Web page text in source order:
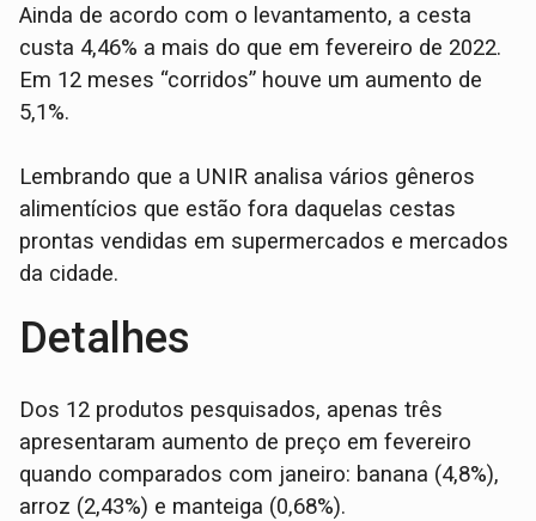
Ainda de acordo com o levantamento, a cesta
custa 4,46% a mais do que em fevereiro de 2022.
Em 12 meses “corridos” houve um aumento de
5,1%.
Lembrando que a UNIR analisa vários gêneros
alimentícios que estão fora daquelas cestas
prontas vendidas em supermercados e mercados
da cidade.
Detalhes
Dos 12 produtos pesquisados, apenas três
apresentaram aumento de preço em fevereiro
quando comparados com janeiro: banana (4,8%),
arroz (2,43%) e manteiga (0,68%).